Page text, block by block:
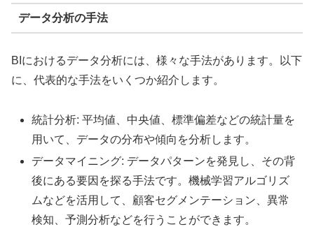
データ分析の手法
BIにおけるデータ分析には、様々な手法があります。以下
に、代表的な手法をいくつか紹介します。
統計分析: 平均値、中央値、標準偏差などの統計量を
用いて、データの分布や傾向を分析します。
データマイニング: データパターンを発見し、その背
後にある要因を探る手法です。機械学習アルゴリズ
ムなどを活用して、顧客セグメンテーション、異常
検知、予測分析などを行うことができます。